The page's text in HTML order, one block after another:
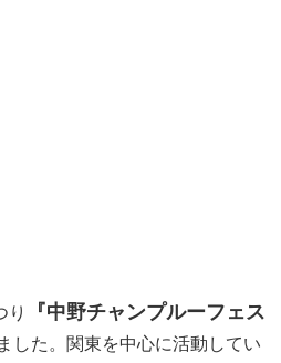
り
『中野チャンプルーフェス
した。関東を中心に活動してい